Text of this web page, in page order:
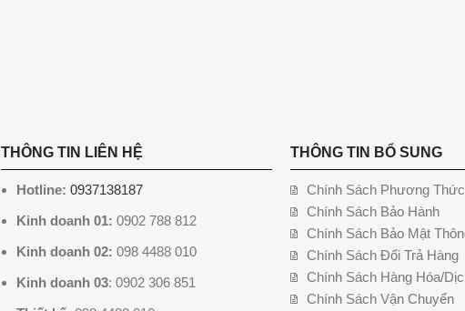
THÔNG TIN LIÊN HỆ
Hotline: 0937138187
Kinh doanh 01: 0902 788 812
Kinh doanh 02: 098 4488 010
Kinh doanh 03: 0902 306 851
THÔNG TIN BỔ SUNG
Chính Sách Phương Thức
Chính Sách Bảo Hành
Chính Sách Bảo Mật
Chính Sách Đổi Trả Hàng
Chính Sách Hàng Hóa/
Chính Sách Vận Chuyển